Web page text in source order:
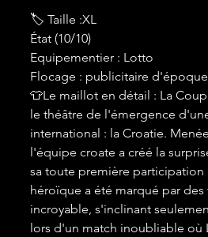
🏷 Taille :XL
État (10/10)
Equipementier : Lotto
Flocage : publicitaire
👕Le maillot en détail : La
le théâtre de l'émergence
international : la Croatie.
l'équipe croate a créé la
sa toute première
héroïque a été marqué par
incroyable, s'inclinant
lors d'un match inoubliable où